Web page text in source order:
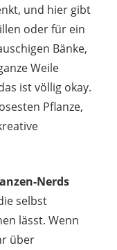
und hier gibt
oder für ein
Bänke,
Weile
ist völlig okay.
Pflanze,
Nerds
selbst
lässt. Wenn
über